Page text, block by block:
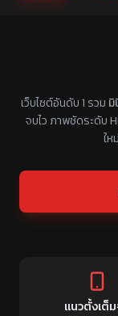
เว็บไซต์อันดับ 1 รวม
จบไว ภาพชัดระดับ
ใ
แนวตั้งเต็